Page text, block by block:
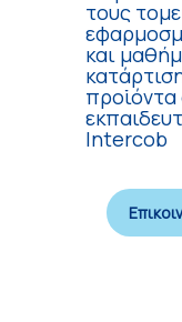
τους
και
Intercob